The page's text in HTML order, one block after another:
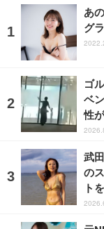
あ
グ
ゴ
ベ
性
武
の
ト